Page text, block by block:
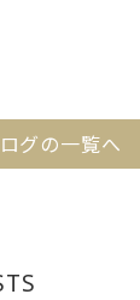
グの一覧へ